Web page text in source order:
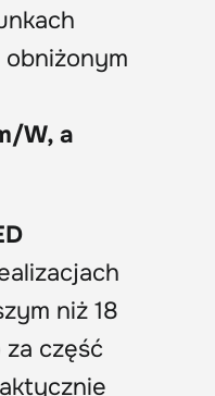
W, a
niż 18
część